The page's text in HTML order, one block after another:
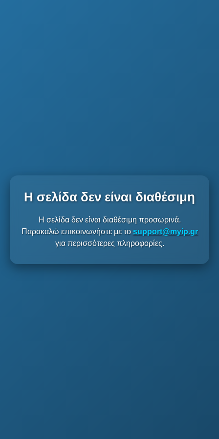
Η σελίδα δεν είναι διαθέσιμη
Η σελίδα δεν είναι διαθέσιμη προσωρινά.
Παρακαλώ επικοινωνήστε με το support@myip.gr
για περισσότερες πληροφορίες.